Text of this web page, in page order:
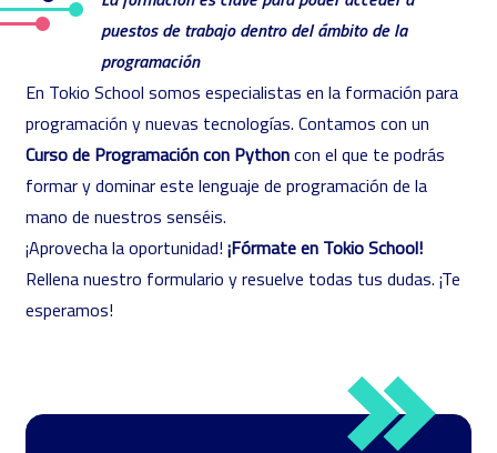
puestos de trabajo dentro del ámbito de la
programación
En Tokio School somos especialistas en la formación para
programación y nuevas tecnologías. Contamos con un
Curso de Programación con Pythoncon el que te podrás
formar y dominar este lenguaje de programación de la
mano de nuestros senséis.
¡Aprovecha la oportunidad! ¡Fórmate en Tokio School!
Rellena nuestro formulario y resuelve todas tus dudas. ¡Te
esperamos!